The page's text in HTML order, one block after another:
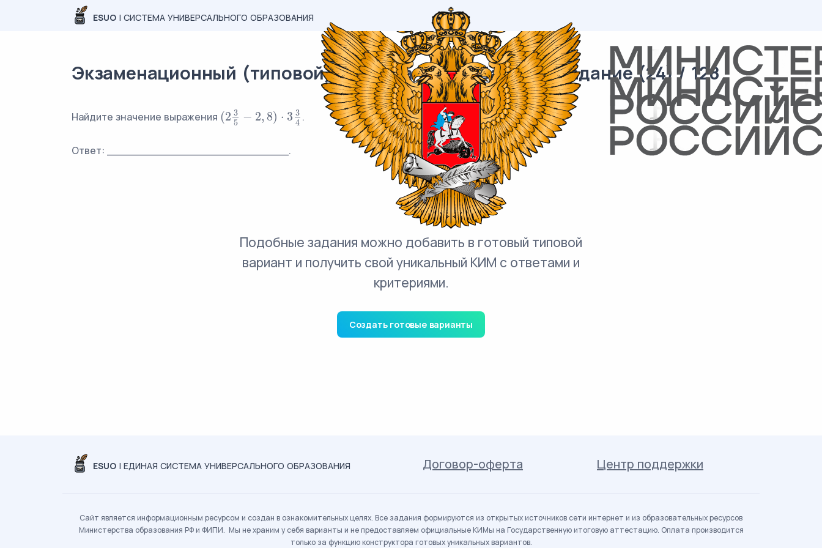
ESUO | СИСТЕМА УНИВЕРСАЛЬНОГО ОБРАЗОВАНИЯ
Экзаменационный (типовой) материал ЕГЭ / База / 14 задание (24) / 128
Найдите значение выражения (2 3
5 − 2, 8) ⋅ 3 3
4
(235 −2 8) ⋅33 4 .
Ответ: ___________________________.
Подобные задания можно добавить в готовый типовой
вариант и получить свой уникальный КИМ с ответами и
критериями.
Создать готовые варианты
ESUO | ЕДИНАЯ СИСТЕМА УНИВЕРСАЛЬНОГО ОБРАЗОВАНИЯ Договор-оферта Центр поддержки
Сайт является информационным ресурсом и создан в ознакомительных целях. Все задания формируются из открытых источников сети интернет и из образовательных ресурсов
Министерства образования РФ и ФИПИ. Мы не храним у себя варианты и не предоставляем официальные КИМы на Государственную итоговую аттестацию. Оплата производится
только за функцию конструктора готовых уникальных вариантов.